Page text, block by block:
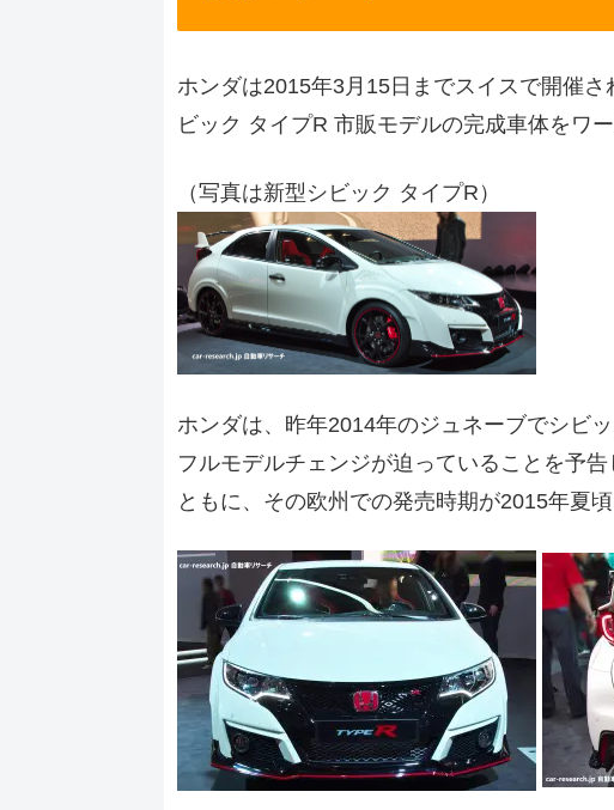
ホンダは2015年3月15日までスイスで開催
ビック タイプR 市販モデルの完成車体をワ
（写真は新型シビック タイプR）
ホンダは、昨年2014年のジュネーブでシビ
フルモデルチェンジが迫っていることを予
ともに、その欧州での発売時期が2015年夏